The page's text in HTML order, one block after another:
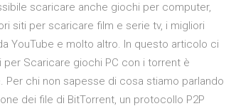
scaricare anche giochi per computer,
siti per scaricare film e serie tv, i migliori
YouTube e molto altro. In questo articolo ci
Scaricare giochi PC con i torrent è
chi non sapesse di cosa stiamo parlando
dei file di BitTorrent, un protocollo P2P